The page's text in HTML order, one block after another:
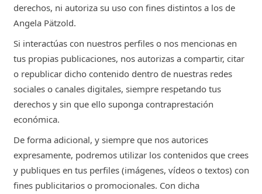
derechos, ni autoriza su uso con fines distintos a los de
Angela Pätzold.
Si interactúas con nuestros perfiles o nos mencionas en
tus propias publicaciones, nos autorizas a compartir, citar
o republicar dicho contenido dentro de nuestras redes
sociales o canales digitales, siempre respetando tus
derechos y sin que ello suponga contraprestación
económica.
De forma adicional, y siempre que nos autorices
expresamente, podremos utilizar los contenidos que crees
y publiques en tus perfiles (imágenes, vídeos o textos) con
fines publicitarios o promocionales. Con dicha